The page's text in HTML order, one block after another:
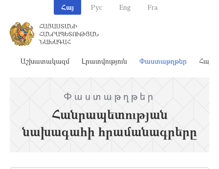
Հայ Рус Eng Fra
ՀԱՅԱՍՏԱՆԻ
ՀԱՆՐԱՊԵՏՈՒԹՅԱՆ
ՆԱԽԱԳԱՀ
Աշխատակազմ Լրատվություն Փաստաթղթեր
Փաստաթղթեր
Հանրապետության
նախագահի հրամանագրերը